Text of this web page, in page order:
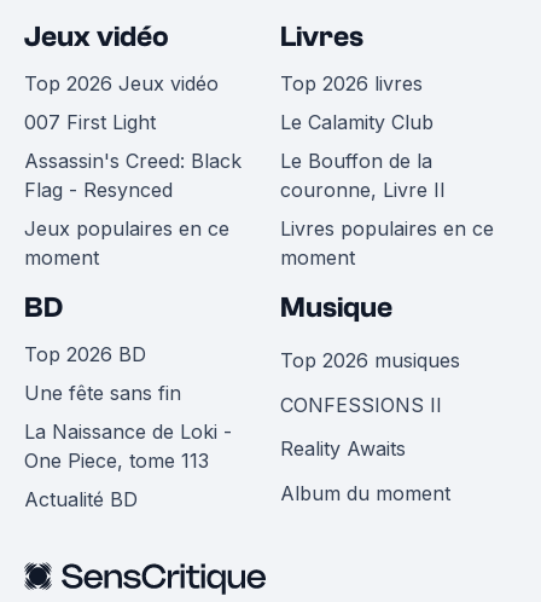
Jeux vidéo
Top 2026 Jeux vidéo
007 First Light
Assassin's Creed: Black
Flag - Resynced
Jeux populaires en ce
moment
Livres
Top 2026 livres
Le Calamity Club
Le Bouffon de la
couronne, Livre II
Livres populaires en ce
moment
BD
Top 2026 BD
Une fête sans fin
La Naissance de Loki -
One Piece, tome 113
Actualité BD
Musique
Top 2026 musiques
CONFESSIONS II
Reality Awaits
Album du moment